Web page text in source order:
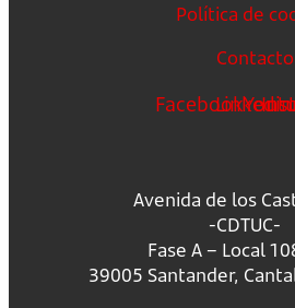
Política de
Contacto
FacebookLinkedin
Avenida de los
-CDTUC-
Fase A – Local
39005 Santander,